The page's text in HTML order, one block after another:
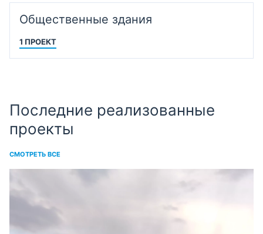
Общественные здания
1 ПРОЕКТ
Последние реализованные
проекты
СМОТРЕТЬ ВСЕ